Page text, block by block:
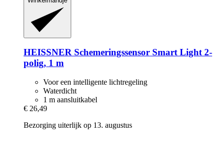
HEISSNER Schemeringssensor Smart Light 2-​
polig, 1 m
Voor een intelligente lichtregeling
Waterdicht
1 m aansluitkabel
€ 26,49
Bezorging uiterlijk op 13. augustus